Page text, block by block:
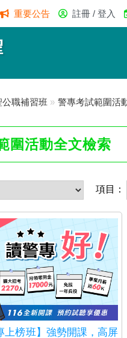
重要公告 註冊 / 登入
職補習班 » 警專考試範圍活
圍活動全文檢索
項目：
上榜班】強勢開課，高屏